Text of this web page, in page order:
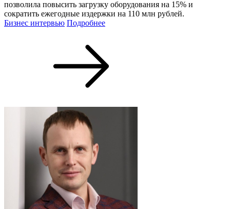
позволила повысить загрузку оборудования на 15% и
сократить ежегодные издержки на 110 млн рублей.
Бизнес интервью Подробнее